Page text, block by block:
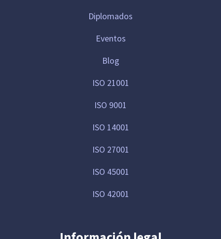
Diplomados
Eventos
Blog
ISO 21001
ISO 9001
ISO 14001
ISO 27001
ISO 45001
ISO 42001